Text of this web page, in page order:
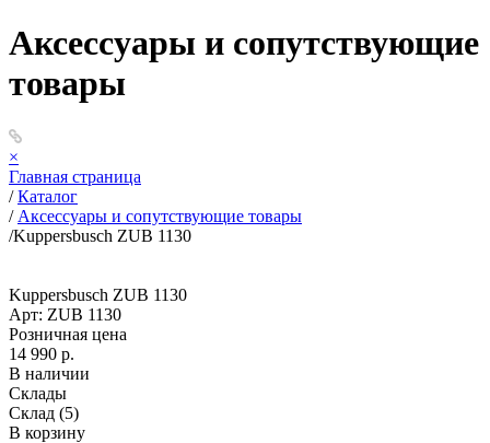
Аксессуары и сопутствующие
товары
×
Главная страница
/ Каталог
/ Аксессуары и сопутствующие товары
/Kuppersbusch ZUB 1130
Kuppersbusch ZUB 1130
Арт: ZUB 1130
Розничная цена
14 990 р.
В наличии
Склады
Склад (5)
В корзину